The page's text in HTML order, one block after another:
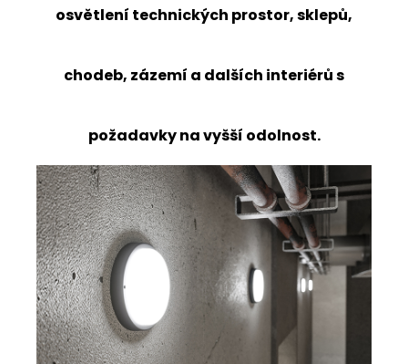
osvětlení technických prostor, sklepů,
chodeb, zázemí a dalších interiérů s
požadavky na vyšší odolnost.